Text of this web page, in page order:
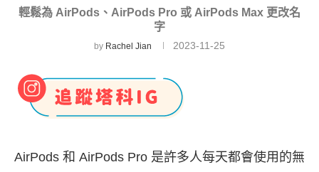
輕鬆為 AirPods、AirPods Pro 或 AirPods Max 更改名
字
by Rachel Jian 2023-11-25
AirPods 和 AirPods Pro 是許多人每天都會使用的無